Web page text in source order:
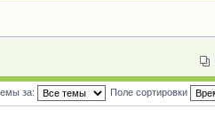
за: Поле сортировки